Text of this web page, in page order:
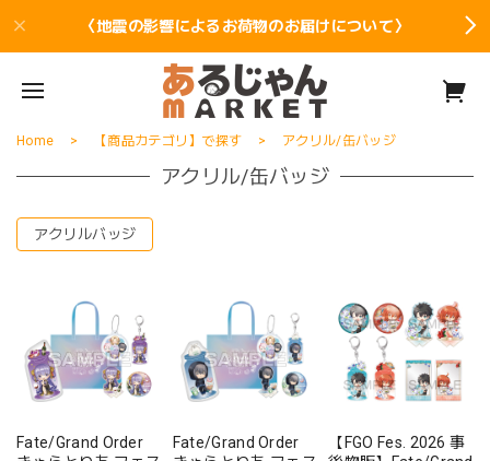
〈地震の影響によるお荷物のお届けについて〉
Home 【商品カテゴリ】で探す アクリル/缶バッジ
アクリル/缶バッジ
アクリルバッジ
Fate/Grand Order
Fate/Grand Order
【FGO Fes. 2026 事